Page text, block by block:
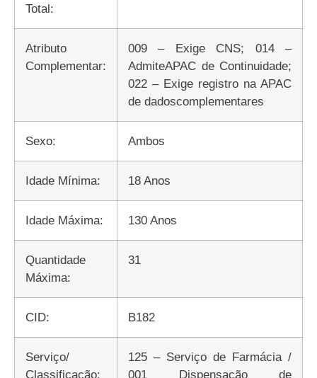
Total:
Atributo
Complementar:
009 – Exige CNS; 014 –
AdmiteAPAC de Continuidade;
022 – Exige registro na APAC
de dadoscomplementares
Sexo: Ambos
Idade Mínima: 18 Anos
Idade Máxima: 130 Anos
Quantidade
Máxima:
31
CID: B182
Serviço/
Classificação:
125 – Serviço de Farmácia /
001 Dispensação de